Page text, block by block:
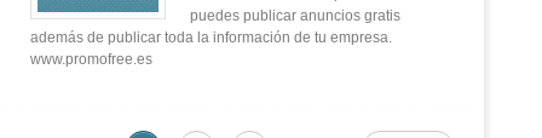
puedes publicar anuncios gratis
además de publicar toda la información de tu empresa.
www.promofree.es